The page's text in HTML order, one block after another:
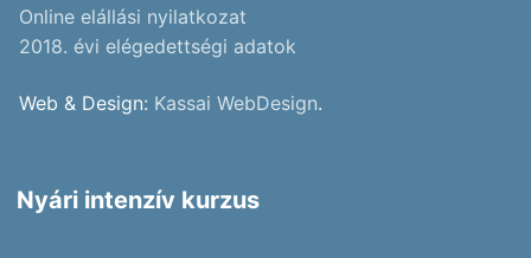
Online elállási nyilatkozat
2018. évi elégedettségi adatok
Web & Design: Kassai WebDesign.
Nyári intenzív kurzus